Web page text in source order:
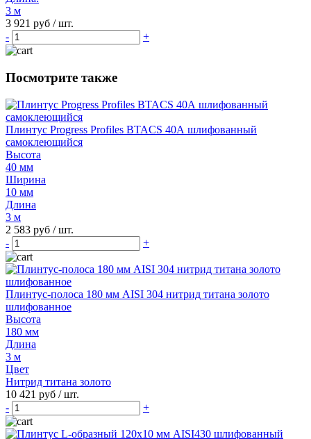
3 м
3 921 руб / шт.
-
+
Посмотрите также
Плинтус Progress Profiles BTACS 40А шлифованный
самоклеющийся
Высота
40 мм
Ширина
10 мм
Длина
3 м
2 583 руб / шт.
-
+
Плинтус-полоса 180 мм AISI 304 нитрид титана золото
шлифованное
Высота
180 мм
Длина
3 м
Цвет
Нитрид титана золото
10 421 руб / шт.
-
+